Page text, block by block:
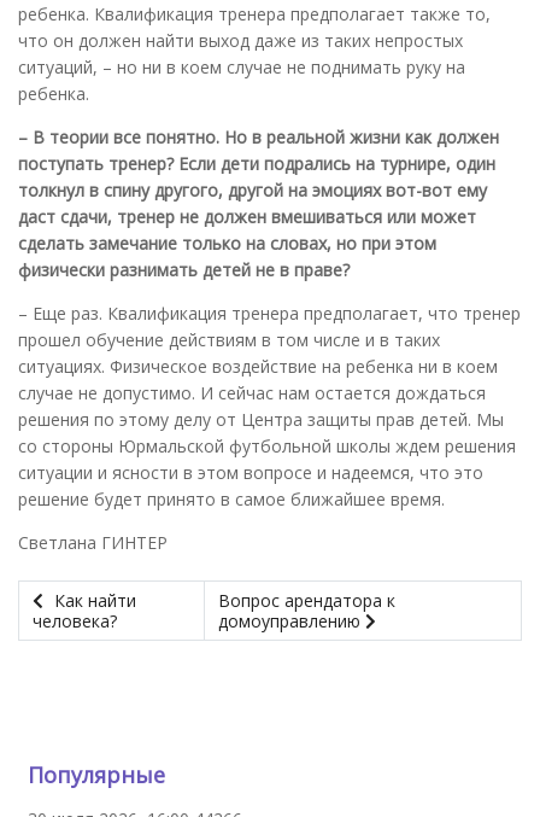
ребенка. Квалификация тренера предполагает также то,
что он должен найти выход даже из таких непростых
ситуаций, – но ни в коем случае не поднимать руку на
ребенка.
– В теории все понятно. Но в реальной жизни как должен
поступать тренер? Если дети подрались на турнире, один
толкнул в спину другого, другой на эмоциях вот-вот ему
даст сдачи, тренер не должен вмешиваться или может
сделать замечание только на словах, но при этом
физически разнимать детей не в праве?
– Еще раз. Квалификация тренера предполагает, что тренер
прошел обучение действиям в том числе и в таких
ситуациях. Физическое воздействие на ребенка ни в коем
случае не допустимо. И сейчас нам остается дождаться
решения по этому делу от Центра защиты прав детей. Мы
со стороны Юрмальской футбольной школы ждем решения
ситуации и ясности в этом вопросе и надеемся, что это
решение будет принято в самое ближайшее время.
Светлана ГИНТЕР
Как найти
человека?
Вопрос арендатора к
домоуправлению
Популярные